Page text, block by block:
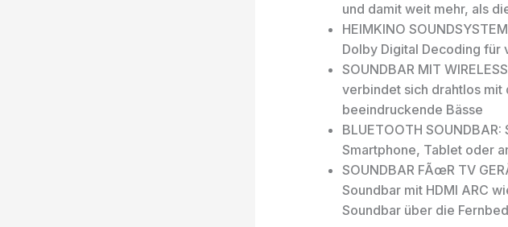
und damit weit mehr, als
HEIMKINO
Dolby Digital Decoding für
SOUNDBAR MIT
verbindet sich drahtlos
beeindruckende Bässe
BLUETOOTH
Smartphone, Tablet oder
SOUNDBAR FÃœR TV
Soundbar mit HDMI ARC
Soundbar über die